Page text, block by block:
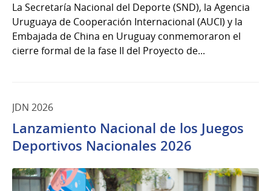
La Secretaría Nacional del Deporte (SND), la Agencia
Uruguaya de Cooperación Internacional (AUCI) y la
Embajada de China en Uruguay conmemoraron el
cierre formal de la fase II del Proyecto de...
JDN 2026
Lanzamiento Nacional de los Juegos
Deportivos Nacionales 2026